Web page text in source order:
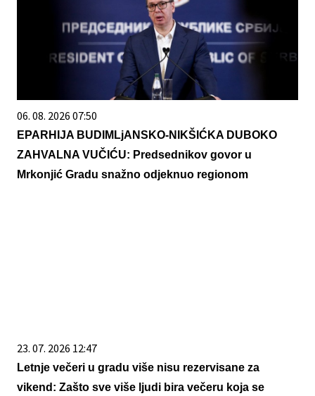
06. 08. 2026 07:50
EPARHIJA BUDIMLjANSKO-NIKŠIĆKA DUBOKO
ZAHVALNA VUČIĆU: Predsednikov govor u
Mrkonjić Gradu snažno odjeknuo regionom
23. 07. 2026 12:47
Letnje večeri u gradu više nisu rezervisane za
vikend: Zašto sve više ljudi bira večeru koja se